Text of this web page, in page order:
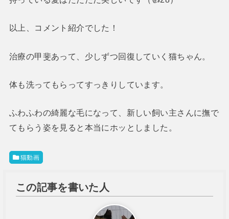
以上、コメント紹介でした！
治療の甲斐あって、少しずつ回復していく猫ちゃん。
体も洗ってもらってすっきりしています。
ふわふわの綺麗な毛になって、新しい飼い主さんに撫で
てもらう姿を見ると本当にホッとしました。
猫動画
この記事を書いた人